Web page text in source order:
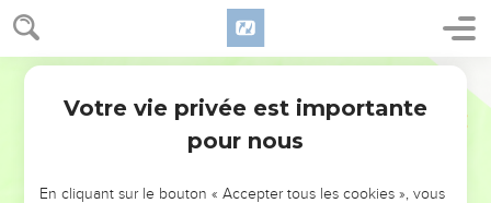
NE MANQUEZ PAS L’ÉVÉNEMENT
Votre vie privée est importante
pour nous
En cliquant sur le bouton « Accepter tous les cookies », vous